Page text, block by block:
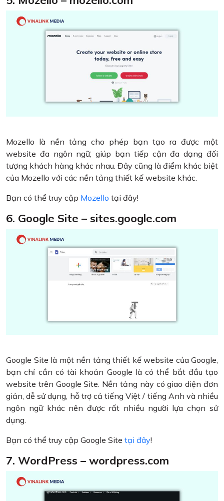
Mozello là nền tảng cho phép bạn tạo ra được một
website đa ngôn ngữ, giúp bạn tiếp cận đa dạng đối
tượng khách hàng khác nhau. Đây cũng là điểm khác biệt
của Mozello với các nền tảng thiết kế website khác.
Bạn có thể truy cập Mozello tại đây!
6. Google Site – sites.google.com
Google Site là một nền tảng thiết kế website của Google,
bạn chỉ cần có tài khoản Google là có thể bắt đầu tạo
website trên Google Site. Nền tảng này có giao diện đơn
giản, dễ sử dụng, hỗ trợ cả tiếng Việt / tiếng Anh và nhiều
ngôn ngữ khác nên được rất nhiều người lựa chọn sử
dụng.
Bạn có thể truy cập Google Site tại đây!
7. WordPress – wordpress.com